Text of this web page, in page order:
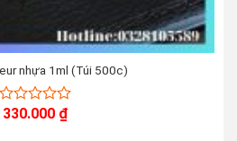
nhựa 1ml (Túi 500c)
0330.000 ₫